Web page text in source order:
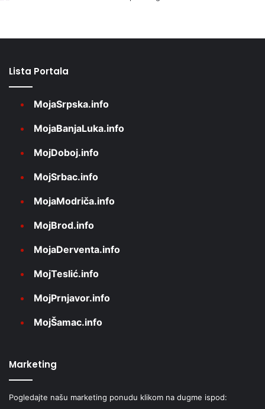
Lista Portala
MojaSrpska.info
MojaBanjaLuka.info
MojDoboj.info
MojSrbac.info
MojaModriča.info
MojBrod.info
MojaDerventa.info
MojTeslić.info
MojPrnjavor.info
MojŠamac.info
Marketing
Pogledajte našu marketing ponudu klikom na dugme ispod: